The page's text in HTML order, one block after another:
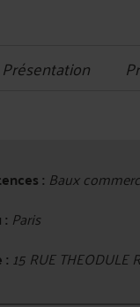
Présentation
: Baux
: Paris
: 15 RUE THEODULE